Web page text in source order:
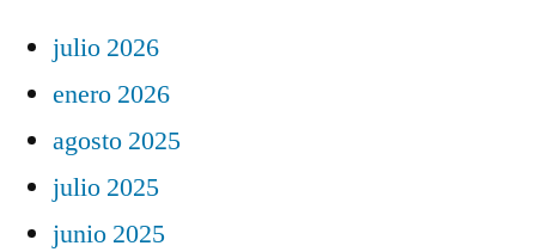
julio 2026
enero 2026
agosto 2025
julio 2025
junio 2025